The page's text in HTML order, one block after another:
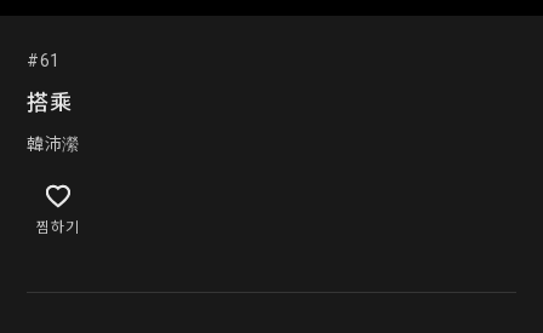
#61
搭乘
韓沛瀠
찜하기